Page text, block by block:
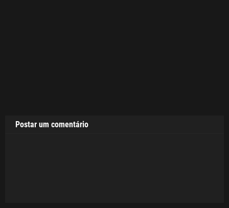
Postar um comentário